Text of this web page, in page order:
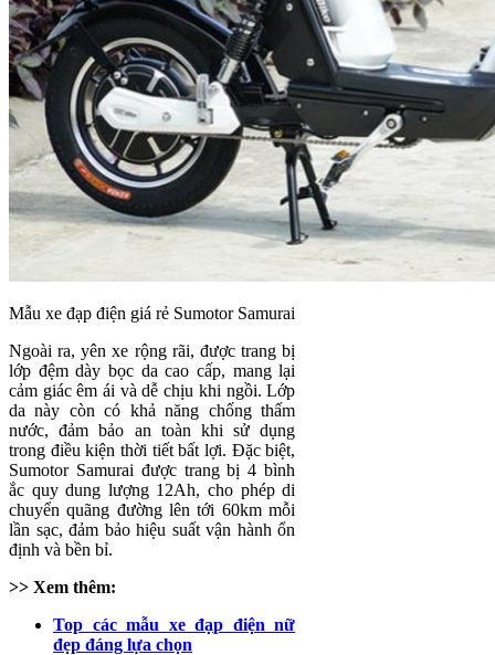
Mẫu xe đạp điện giá rẻ Sumotor Samurai
Ngoài ra, yên xe rộng rãi, được trang bị
lớp đệm dày bọc da cao cấp, mang lại
cảm giác êm ái và dễ chịu khi ngồi. Lớp
da này còn có khả năng chống thấm
nước, đảm bảo an toàn khi sử dụng
trong điều kiện thời tiết bất lợi. Đặc biệt,
Sumotor Samurai được trang bị 4 bình
ắc quy dung lượng 12Ah, cho phép di
chuyển quãng đường lên tới 60km mỗi
lần sạc, đảm bảo hiệu suất vận hành ổn
định và bền bỉ.
>> Xem thêm:
Top các mẫu xe đạp điện nữ
đẹp đáng lựa chọn